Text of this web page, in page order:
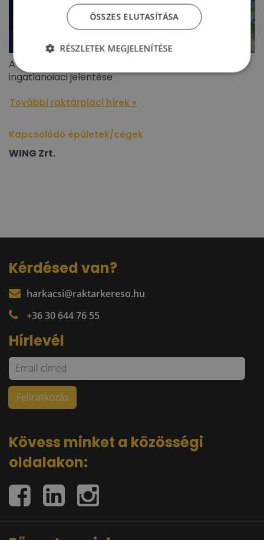
A BIEF 2026 második negyedéves ipari/logisztikai
ingatlanoiaci jelentése
További raktárpiaci hírek »
Kapcsolódó épületek/cégek
WING Zrt.
Kérdésed van?
harkacsi@raktarkereso.hu
+36 30 644 76 55
Hírlevél
Kövess minket a közösségi
oldalakon:
ÖSSZES ELUTASÍTÁSA
RÉSZLETEK MEGJELENÍTÉSE